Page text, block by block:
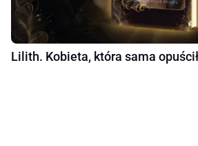
Lilith. Kobieta, która sama